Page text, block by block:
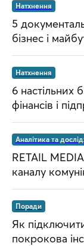
Натхнення
5
бізнес і
Натхнення
6 настільних
фінансів і
Аналітика та
RETAIL
каналу
Поради
Як
покрокова